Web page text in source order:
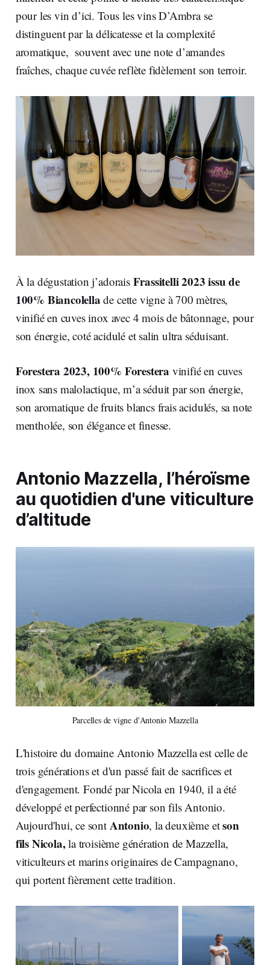
pour les vin d’ici. Tous les vins D’Ambra se
distinguent par la délicatesse et la complexité
aromatique, souvent avec une note d’amandes
fraîches, chaque cuvée reflète fidèlement son terroir.
À la dégustation j’adorais Frassitelli 2023 issu de
100% Biancolella de cette vigne à 700 mètres,
vinifié en cuves inox avec 4 mois de bâtonnage, pour
son énergie, coté acidulé et salin ultra séduisant.
Forestera 2023, 100% Forestera vinifié en cuves
inox sans malolactique, m’a séduit par son énergie,
son aromatique de fruits blancs frais acidulés, sa note
mentholée, son élégance et finesse.
Antonio Mazzella, l’héroïsme
au quotidien d'une viticulture
d’altitude
Parcelles de vigne d'Antonio Mazzella
L'histoire du domaine Antonio Mazzella est celle de
trois générations et d'un passé fait de sacrifices et
d'engagement. Fondé par Nicola en 1940, il a été
développé et perfectionné par son fils Antonio.
Aujourd'hui, ce sont Antonio, la deuxième etson
fils Nicola,la troisième génération de Mazzella,
viticulteurs et marins originaires de Campagnano,
qui portent fièrement cette tradition.